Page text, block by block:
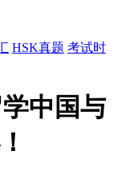
HSK真题 考试时
中国与